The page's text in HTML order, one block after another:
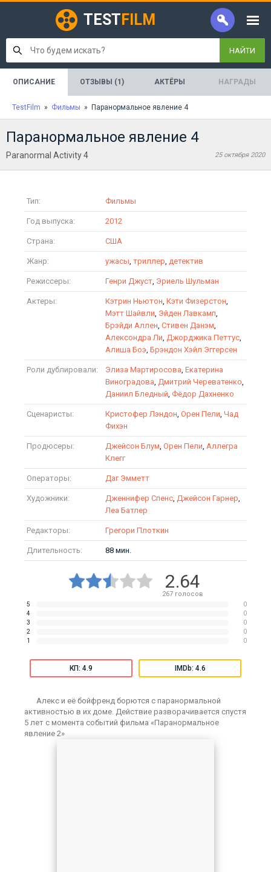
TEST FILM
НАЙТИ
ОПИСАНИЕ ОТЗЫВЫ (1) АКТЁРЫ НАГРАДЫ
TestFilm » Фильмы » Паранормальное явление 4
Паранормальное явление 4
Paranormal Activity 4 25 октября 2020
Тип: Фильмы
Год выпуска: 2012
Страна: США
Жанр: ужасы, триллер, детектив
Режиссеры: Генри Джуст, Эриель Шульман
Актеры: Кэтрин Ньютон, Кэти Физерстон,
Мэтт Шайвли, Эйден Лавкамп,
Брэйди Аллен, Стивен Данэм,
Алексондра Ли, Джорджика Петтус,
Алиша Боэ, Брэндон Хэйл Эггерсен
Роли дублировали: Элиза Мартиросова, Екатерина
Виноградова, Дмитрий Череватенко,
Даниил Бледный, Фёдор Дахненко
Сценаристы: Кристофер Лэндон, Орен Пели, Чад
Фихэн
Продюсеры: Джейсон Блум, Орен Пели, Аллегра
Клегг
Операторы: Даг Эмметт
Художники: Дженнифер Спенс, Джейсон Гарнер,
Леа Батлер
Редакторы: Грегори Плоткин
Длительность: 88 мин.
2.64
267голосов
5
0
4
0
3
0
2
0
1
0
КП: 4.9 IMDb: 4.6
Алекс и её бойфренд борются с паранормальной
активностью в их доме. Действие разворачивается спустя
5 лет с момента событий фильма «Паранормальное
явление 2»